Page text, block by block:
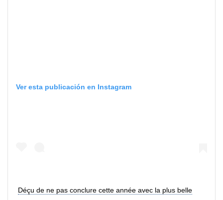
Ver esta publicación en Instagram
Déçu de ne pas conclure cette année avec la plus belle